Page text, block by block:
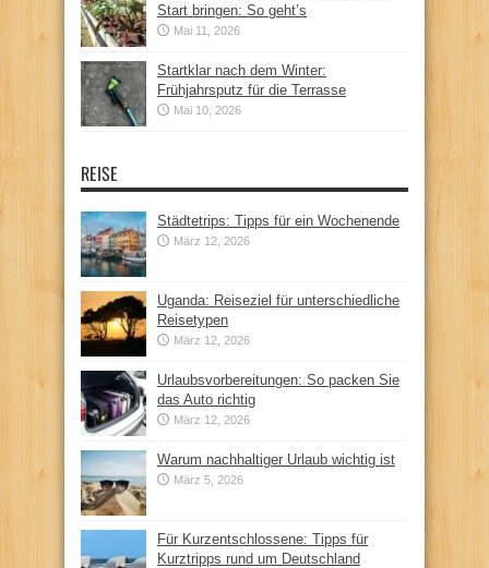
Start bringen: So geht’s
Mai 11, 2026
Startklar nach dem Winter:
Frühjahrsputz für die Terrasse
Mai 10, 2026
REISE
Städtetrips: Tipps für ein Wochenende
März 12, 2026
Uganda: Reiseziel für unterschiedliche
Reisetypen
März 12, 2026
Urlaubsvorbereitungen: So packen Sie
das Auto richtig
März 12, 2026
Warum nachhaltiger Urlaub wichtig ist
März 5, 2026
Für Kurzentschlossene: Tipps für
Kurztripps rund um Deutschland